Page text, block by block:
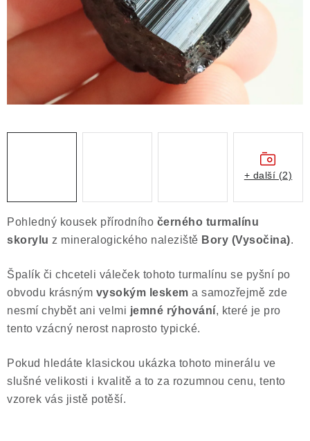
Obchodní podmínky
Podmínky ochrany osobních údajů
Poučení o právu na odstoupení od smlouvy
Výkup minerálů a drahých kamenů
Pohledný kousek přírodního černého turmalínu
skorylu z mineralogického naleziště Bory (Vysočina).
Špalík či chceteli váleček tohoto turmalínu se pyšní po
obvodu krásným vysokým leskem a samozřejmě zde
nesmí chybět ani velmi jemné rýhování, které je pro
tento vzácný nerost naprosto typické.
Pokud hledáte klasickou ukázka tohoto minerálu ve
slušné velikosti i kvalitě a to za rozumnou cenu, tento
vzorek vás jistě potěší.
+ další (2)